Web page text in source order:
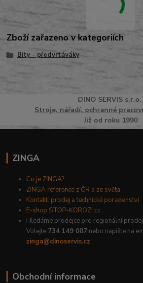
Zboží zařazeno v kategoriích
Bity - předvrtáváky
DINO SERVISs.r.o.
Stroje, nářadí, ochranné
Již od roku 1990
ZINGA
Co je ZINGA?
ZINGA reference z ČR a ze světa
Kontakt: prodej a technické poradenství
E-shop STOP-KOROZI.cz
Hledáme prodejce pro regionální
Volejte 734 149 007 nebo napište na
zinga@dinoservis.cz
Obchodní informace